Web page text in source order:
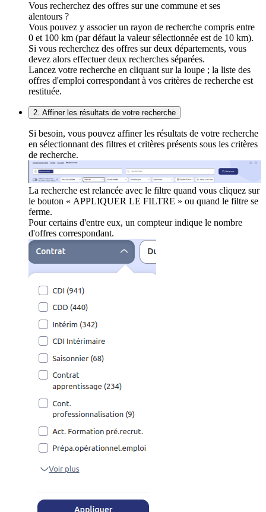
Vous recherchez des offres sur une commune et ses
alentours ?
Vous pouvez y associer un rayon de recherche compris entre
0 et 100 km (par défaut la valeur sélectionnée est de 10 km).
Si vous recherchez des offres sur deux départements, vous
devez alors effectuer deux recherches séparées.
Lancez votre recherche en cliquant sur la loupe ; la liste des
offres d'emploi correspondant à vos critères de recherche est
restituée.
2. Affiner les résultats de votre recherche
Si besoin, vous pouvez affiner les résultats de votre recherche
en sélectionnant des filtres et critères présents sous les critères
de recherche.
La recherche est relancée avec le filtre quand vous cliquez sur
le bouton « APPLIQUER LE FILTRE » ou quand le filtre se
ferme.
Pour certains d'entre eux, un compteur indique le nombre
d'offres correspondant.